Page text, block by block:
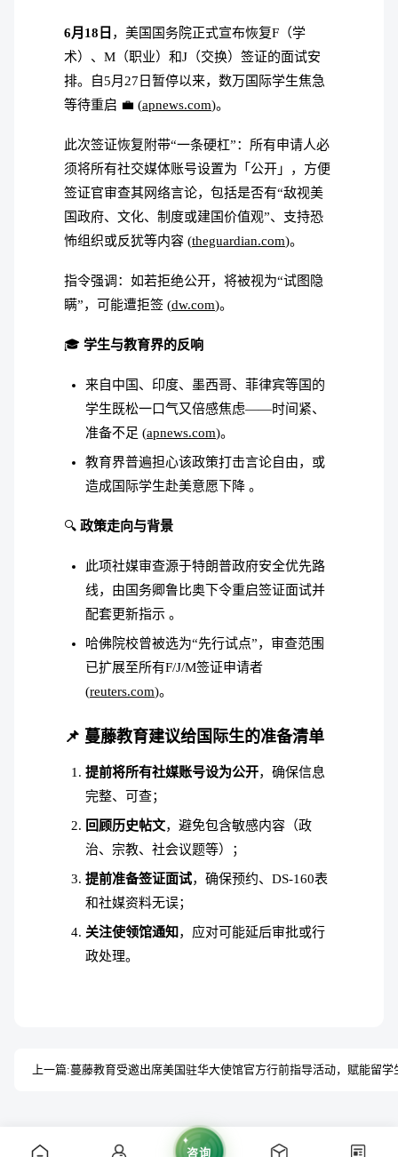
6月18日 ，美国国务院正式宣布恢复F（学
术）、M（职业）和J（交换）签证的面试安
排。自5月27日暂停以来，数万国际学生焦急
等待重启 💼 (apnews.com)。
此次签证恢复附带“一条硬杠”：所有申请人必
须将所有社交媒体账号设置为「公开」，方便
签证官审查其网络言论，包括是否有“敌视美
国政府、文化、制度或建国价值观”、支持恐
怖组织或反犹等内容 (theguardian.com)。
指令强调：如若拒绝公开，将被视为“试图隐
瞒”，可能遭拒签 (dw.com)。
🎓 学生与教育界的反响
来自中国、印度、墨西哥、菲律宾等国的
学生既松一口气又倍感焦虑——时间紧、
准备不足 (apnews.com)。
教育界普遍担心该政策打击言论自由，或
造成国际学生赴美意愿下降 。
🔍 政策走向与背景
此项社媒审查源于特朗普政府安全优先路
线，由国务卿鲁比奥下令重启签证面试并
配套更新指示 。
哈佛院校曾被选为“先行试点”，审查范围
已扩展至所有F/J/M签证申请者
(reuters.com)。
📌 蔓藤教育建议给国际生的准备清单
提前将所有社媒账号设为公开，确保信息
完整、可查；
回顾历史帖文，避免包含敏感内容（政
治、宗教、社会议题等）；
提前准备签证面试，确保预约、DS-160表
和社媒资料无误；
关注使领馆通知 ，应对可能延后审批或行
政处理。
上一篇:
咨询